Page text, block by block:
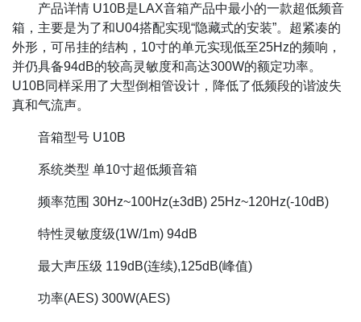
产品详情 U10B是LAX音箱产品中最小的一款超低频音
箱，主要是为了和U04搭配实现“隐藏式的安装”。超紧凑的
外形，可吊挂的结构，10寸的单元实现低至25Hz的频响，
并仍具备94dB的较高灵敏度和高达300W的额定功率。
U10B同样采用了大型倒相管设计，降低了低频段的谐波失
真和气流声。
音箱型号 U10B
系统类型 单10寸超低频音箱
频率范围 30Hz~100Hz(±3dB) 25Hz~120Hz(-10dB)
特性灵敏度级(1W/1m) 94dB
最大声压级 119dB(连续),125dB(峰值)
功率(AES) 300W(AES)